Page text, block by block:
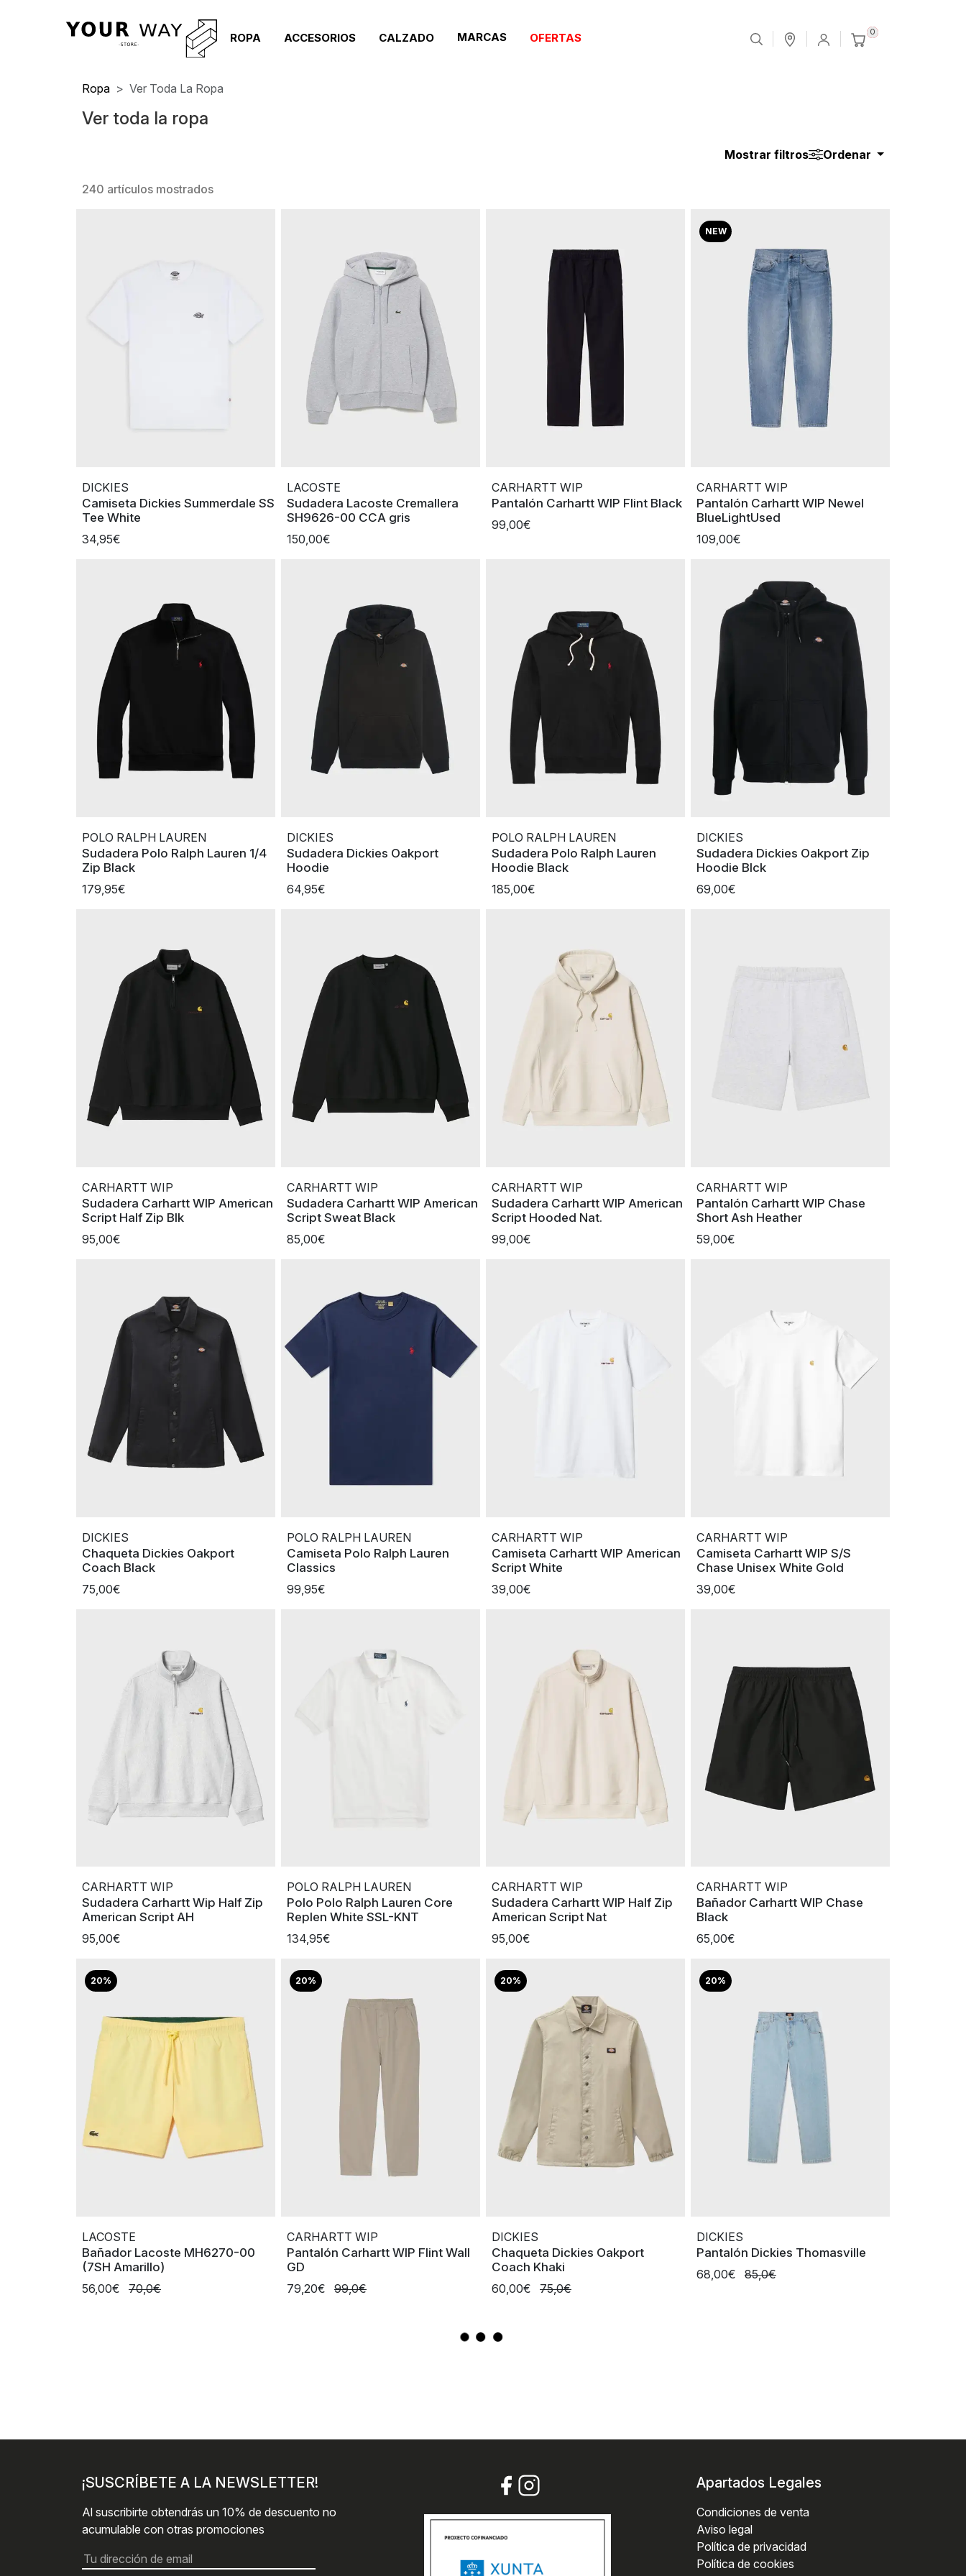
ROPA ACCESORIOS CALZADO MARCAS OFERTAS 0
Ropa Ver Toda La Ropa
Ver toda la ropa
Mostrar filtros Ordenar
240 artículos mostrados
DICKIES
Camiseta Dickies Summerdale SS
Tee White
34,95€
LACOSTE
Sudadera Lacoste Cremallera
SH9626-00 CCA gris
150,00€
CARHARTT WIP
Pantalón Carhartt WIP Flint Black
99,00€
NEW
CARHARTT WIP
Pantalón Carhartt WIP Newel
BlueLightUsed
109,00€
POLO RALPH LAUREN
Sudadera Polo Ralph Lauren 1/4
Zip Black
179,95€
DICKIES
Sudadera Dickies Oakport
Hoodie
64,95€
POLO RALPH LAUREN
Sudadera Polo Ralph Lauren
Hoodie Black
185,00€
DICKIES
Sudadera Dickies Oakport Zip
Hoodie Blck
69,00€
CARHARTT WIP
Sudadera Carhartt WIP American
Script Half Zip Blk
95,00€
CARHARTT WIP
Sudadera Carhartt WIP American
Script Sweat Black
85,00€
CARHARTT WIP
Sudadera Carhartt WIP American
Script Hooded Nat.
99,00€
CARHARTT WIP
Pantalón Carhartt WIP Chase
Short Ash Heather
59,00€
DICKIES
Chaqueta Dickies Oakport
Coach Black
75,00€
POLO RALPH LAUREN
Camiseta Polo Ralph Lauren
Classics
99,95€
CARHARTT WIP
Camiseta Carhartt WIP American
Script White
39,00€
CARHARTT WIP
Camiseta Carhartt WIP S/S
Chase Unisex White Gold
39,00€
CARHARTT WIP
Sudadera Carhartt Wip Half Zip
American Script AH
95,00€
POLO RALPH LAUREN
Polo Polo Ralph Lauren Core
Replen White SSL-KNT
134,95€
CARHARTT WIP
Sudadera Carhartt WIP Half Zip
American Script Nat
95,00€
CARHARTT WIP
Bañador Carhartt WIP Chase
Black
65,00€
20%
LACOSTE
Bañador Lacoste MH6270-00
(7SH Amarillo)
56,00€
70,0€
20%
CARHARTT WIP
Pantalón Carhartt WIP Flint Wall
GD
79,20€
99,0€
20%
DICKIES
Chaqueta Dickies Oakport
Coach Khaki
60,00€
75,0€
20%
DICKIES
Pantalón Dickies Thomasville
68,00€
85,0€
¡SUSCRÍBETE A LA NEWSLETTER!
Al suscribirte obtendrás un 10% de descuento no
acumulable con otras promociones
Apartados Legales
Condiciones de venta
Aviso legal
Política de privacidad
Política de cookies